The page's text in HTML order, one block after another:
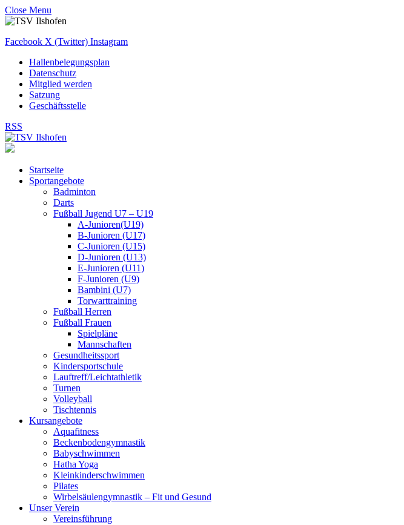
Close Menu
Facebook X (Twitter) Instagram
Hallenbelegungsplan
Datenschutz
Mitglied werden
Satzung
Geschäftsstelle
RSS
Startseite
Sportangebote
Badminton
Darts
Fußball Jugend U7 – U19
A-Junioren(U19)
B-Junioren (U17)
C-Junioren (U15)
D-Junioren (U13)
E-Junioren (U11)
F-Junioren (U9)
Bambini (U7)
Torwarttraining
Fußball Herren
Fußball Frauen
Spielpläne
Mannschaften
Gesundheitssport
Kindersportschule
Lauftreff/Leichtathletik
Turnen
Volleyball
Tischtennis
Kursangebote
Aquafitness
Beckenbodengymnastik
Babyschwimmen
Hatha Yoga
Kleinkinderschwimmen
Pilates
Wirbelsäulengymnastik – Fit und Gesund
Unser Verein
Vereinsführung